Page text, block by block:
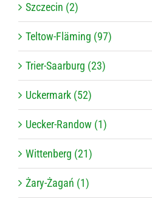
Szczecin (2)
Teltow-Fläming (97)
Trier-Saarburg (23)
Uckermark (52)
Uecker-Randow (1)
Wittenberg (21)
Żary-Żagań (1)